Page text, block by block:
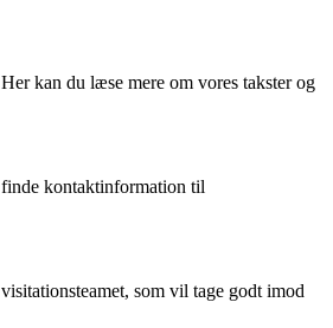
Her kan du læse mere om vores takster og
finde kontaktinformation til
visitationsteamet, som vil tage godt imod